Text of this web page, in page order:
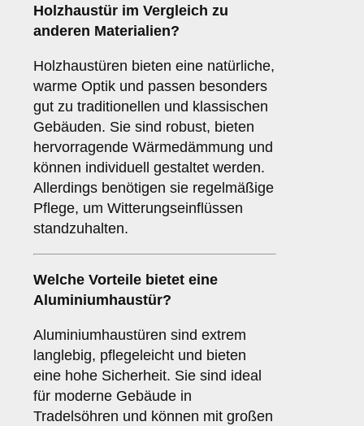
Holzhaustür im Vergleich zu
anderen Materialien?
Holzhaustüren bieten eine natürliche,
warme Optik und passen besonders
gut zu traditionellen und klassischen
Gebäuden. Sie sind robust, bieten
hervorragende Wärmedämmung und
können individuell gestaltet werden.
Allerdings benötigen sie regelmäßige
Pflege, um Witterungseinflüssen
standzuhalten.
Welche Vorteile bietet eine
Aluminiumhaustür?
Aluminiumhaustüren sind extrem
langlebig, pflegeleicht und bieten
eine hohe Sicherheit. Sie sind ideal
für moderne Gebäude in
Tradelsöhren und können mit großen